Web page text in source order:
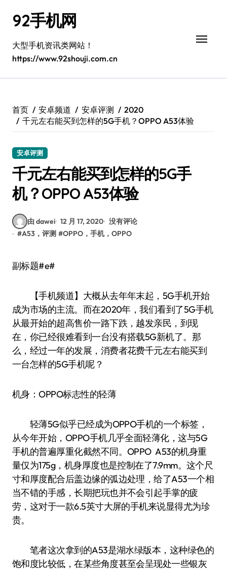
92手机网
大型手机资讯类网站！
https://www.92shouji.com.cn
首页 安卓频道 安卓评测
2020
千元左右能买到怎样的5G手机？OPPO A53体验
安卓评测
千元左右能买到怎样的5G手
机？OPPO A53体验
由 dawei 12 月 17, 2020 没有评论
#A53，评测 #OPPO，手机，OPPO
副标题#e#
【手机频道】大概从去年年末起，5G手机开始
成为市场的主流。而在2020年，我们看到了5G手机
从最开始的超高售价一路下跌，越发亲民，到现
在，你已经很难看到一台没有搭载5G新机了。那
么，经过一年的发展，消费者花费千元左右能买到
一台怎样的5G手机呢？
机身：OPPO标志性的轻薄
轻薄5G似乎已经成为OPPO手机的一个标签，
从今年开始，OPPO手机几乎全面轻薄化，这与5G
手机的普遍厚重化截然不同。OPPO A53的机身重
量仅为175g，机身厚度也是控制在了7.9mm。这个尺
寸和厚度配合后盖边缘的弧边处理，给了A53一个相
当不错的手感，长期把玩也并不会引起手掌的疲
劳，这对于一款6.5英寸大屏的手机来说显得尤为珍
贵。
笔者这次拿到的A53是湖水绿版本，这种绿色的
饱和度比较低，在某些角度甚至会呈现处一些银灰